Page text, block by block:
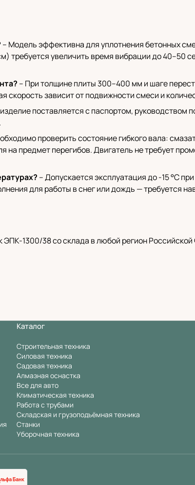
– Модель эффективна для уплотнения бетонных
увеличить время вибрации до 40–50
– При толщине плиты 300–400 мм и шаге
скорость зависит от подвижности смеси и
поставляется с паспортом, руководством
проверить состояние гибкого вала:
предмет перегибов. Двигатель не требует
– Допускается эксплуатация до -15 °C
для работы в снег или дождь — требуется
1300/38 со склада в любой регион
Каталог
Строительная техника
Силовая техника
Садовая техника
Алмазная оснастка
Все для авто
Климатическая техника
Работа с трубами
Складская и грузоподъёмная техника
Станки
Уборочная техника